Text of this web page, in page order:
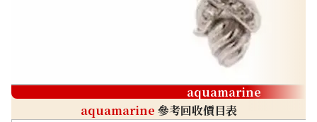
aquamarine
aquamarine 參考回收價目表